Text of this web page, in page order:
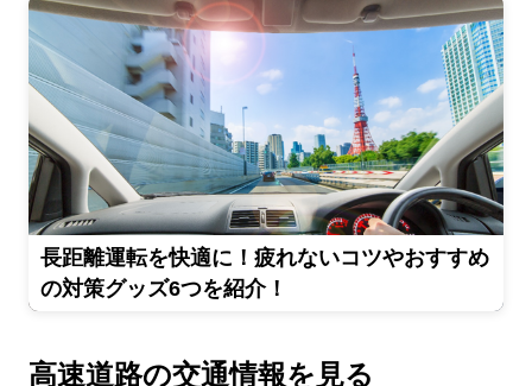
長距離運転を快適に！疲れないコツやおすすめ
の対策グッズ6つを紹介！
高速道路の交通情報を見る